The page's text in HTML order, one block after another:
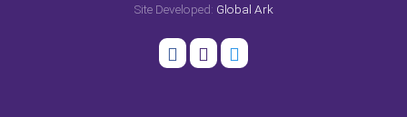
Site Developed: Global Ark